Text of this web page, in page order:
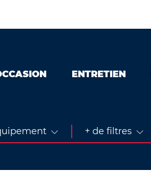
ENTRETIEN
+ de filtres